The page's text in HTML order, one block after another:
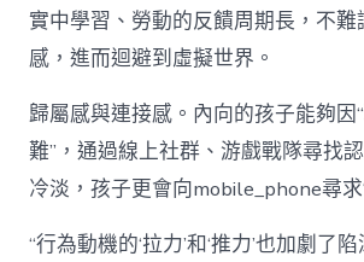
實中學習、勞動的反饋周期長，不
感，進而迴避到虛擬世界。
歸屬感與連接感。內向的孩子能夠因
難”，通過線上社群、游戲戰隊尋找
冷淡，孩子更會向mobile_phone尋求
“行為動機的‘拉力’和‘推力’也加劇了